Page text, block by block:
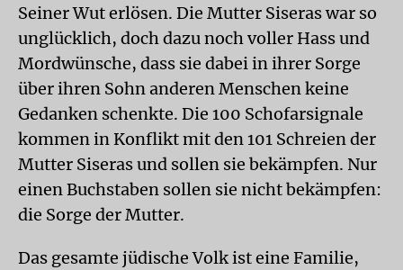
Seiner Wut erlösen. Die Mutter Siseras war so
unglücklich, doch dazu noch voller Hass und
Mordwünsche, dass sie dabei in ihrer Sorge
über ihren Sohn anderen Menschen keine
Gedanken schenkte. Die 100 Schofarsignale
kommen in Konflikt mit den 101 Schreien der
Mutter Siseras und sollen sie bekämpfen. Nur
einen Buchstaben sollen sie nicht bekämpfen:
die Sorge der Mutter.
Das gesamte jüdische Volk ist eine Familie,